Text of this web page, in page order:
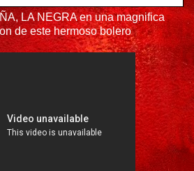
LA NEGRA en una magnifica
de este hermoso bolero